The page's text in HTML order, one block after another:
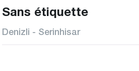
Sans étiquette
Denizli - Serinhisar